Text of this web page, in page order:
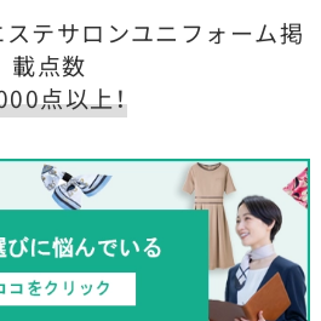
ステサロンユニフォーム掲
載点数
点以上！